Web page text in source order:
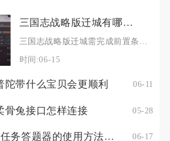
三国志战略版迁城有哪些具体步骤
时间:06-15
陀带什么宝贝会更顺利 06-11
骨兔接口怎样连接 05-28
乱斗西游2情义任务答题器的使用方法是什么 06-17